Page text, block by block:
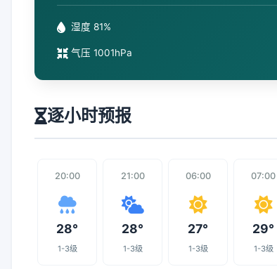
湿度 81%
气压 1001hPa
逐小时预报
20:00
28°
1-3级
21:00
28°
1-3级
06:00
27°
1-3级
07:00
29°
1-3级